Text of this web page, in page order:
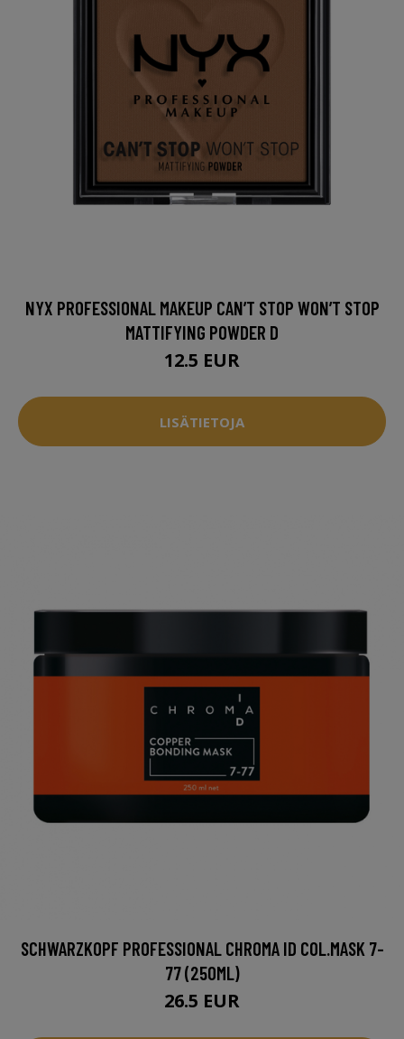
NYX PROFESSIONAL MAKEUP CAN’T STOP WON’T STOP
MATTIFYING POWDER D
12.5 EUR
LISÄTIETOJA
SCHWARZKOPF PROFESSIONAL CHROMA ID COL.MASK 7-
77 (250ML)
26.5 EUR